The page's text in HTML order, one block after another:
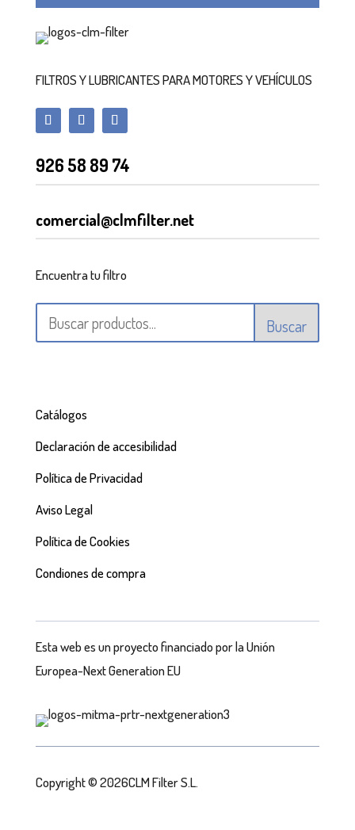
FILTROS Y LUBRICANTES PARA MOTORES Y VEHÍCULOS
926 58 89 74
comercial@clmfilter.net
Encuentra tu filtro
Buscar
Catálogos
Declaración de accesibilidad
Política de Privacidad
Aviso Legal
Política de Cookies
Condiones de compra
Esta web es un proyecto financiado por la Unión
Europea-Next Generation EU
Copyright © 2026CLM Filter S.L.